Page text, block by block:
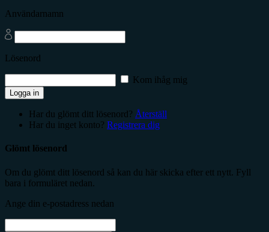
Användarnamn
Lösenord
Kom ihåg mig
Logga in
Har du glömt ditt lösenord? Återställ
Har du inget konto? Registrera dig
Glömt lösenord
Om du glömt ditt lösenord så kan du här skicka efter ett nytt. Fyll
bara i formuläret nedan.
Ange din e-postadress nedan